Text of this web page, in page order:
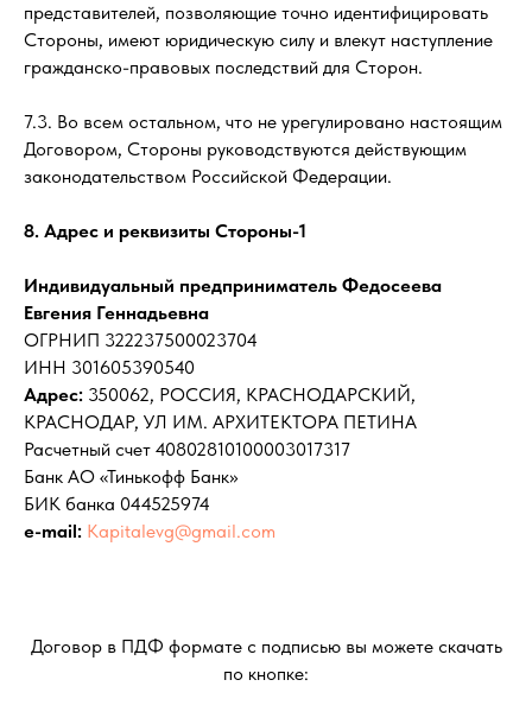
представителей, позволяющие точно идентифицировать
Стороны, имеют юридическую силу и влекут наступление
гражданско-правовых последствий для Сторон.
7.3. Во всем остальном, что не урегулировано настоящим
Договором, Стороны руководствуются действующим
законодательством Российской Федерации.
8. Адрес и реквизиты Стороны-1
Индивидуальный предприниматель Федосеева
Евгения Геннадьевна
ОГРНИП 322237500023704
ИНН 301605390540
Адрес: 350062, РОССИЯ, КРАСНОДАРСКИЙ,
КРАСНОДАР, УЛ ИМ. АРХИТЕКТОРА ПЕТИНА
Расчетный счет 40802810100003017317
Банк АО «Тинькофф Банк»
БИК банка 044525974
e-mail: Kapitalevg@gmail.com
Договор в ПДФ формате с подписью вы можете скачать
по кнопке: